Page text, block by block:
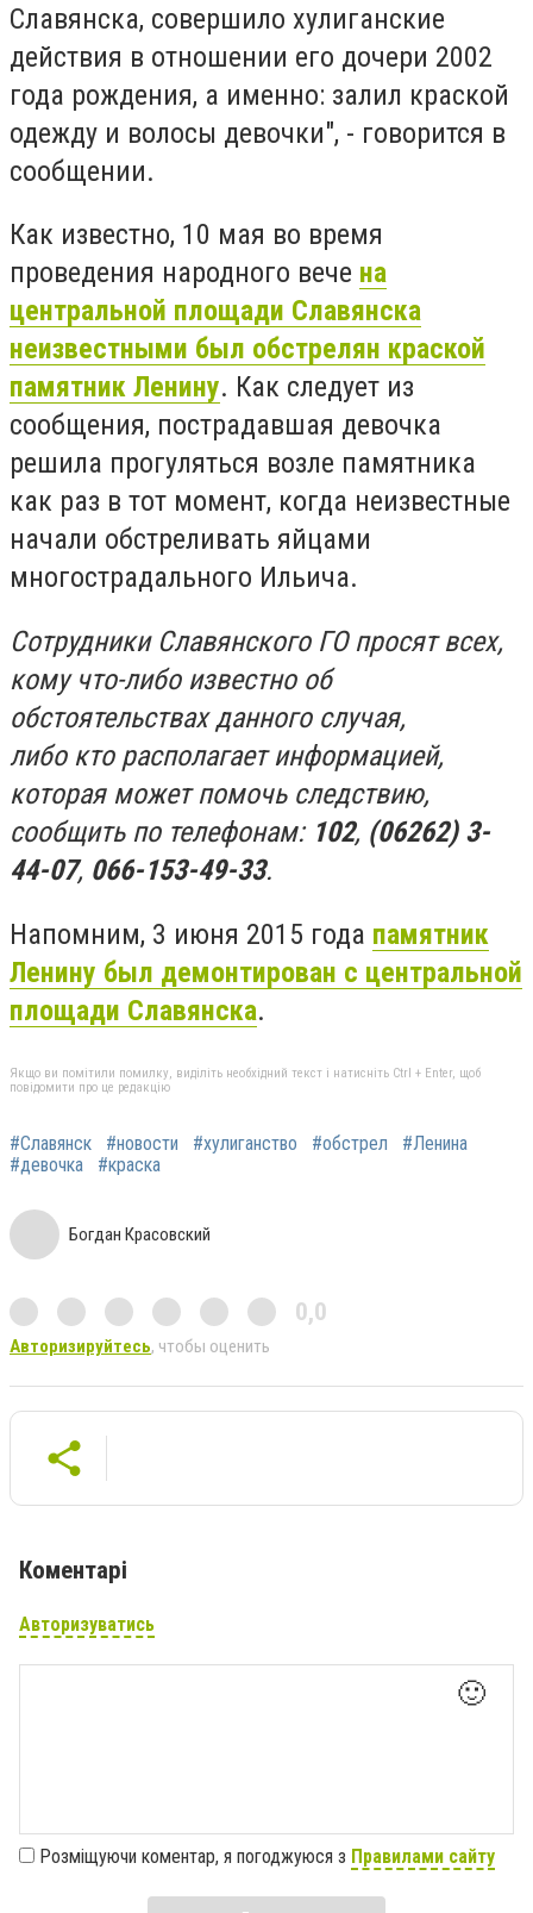
Славянска, совершило хулиганские
действия в отношении его дочери 2002
года рождения, а именно: залил краской
одежду и волосы девочки", - говорится в
сообщении.
Как известно, 10 мая во время
проведения народного вече на
центральной площади Славянска
неизвестными был обстрелян краской
памятник Ленину. Как следует из
сообщения, пострадавшая девочка
решила прогуляться возле памятника
как раз в тот момент, когда неизвестные
начали обстреливать яйцами
многострадального Ильича.
Сотрудники Славянского ГО просят всех,
кому что-либо известно об
обстоятельствах данного случая,
либо кто располагает информацией,
которая может помочь следствию,
сообщить по телефонам: 102, (06262) 3-
44-07, 066-153-49-33.
Напомним, 3 июня 2015 года памятник
Ленину был демонтирован с центральной
площади Славянска.
Якщо ви помітили помилку, виділіть необхідний текст і натисніть Ctrl + Enter, щоб
повідомити про це редакцію
#Славянск #новости #хулиганство #обстрел
#Ленина
#девочка
#краска
Богдан Красовский
0,0
Авторизируйтесь, чтобы оценить
Коментарі
Авторизуватись
🙂
Розміщуючи коментар, я погоджуюся з Правилами сайту